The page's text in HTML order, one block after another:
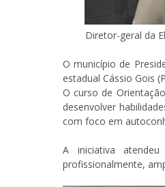
Diretor-geral da
O município de
estadual Cássio Gois
O curso de
desenvolver
com foco em
A iniciativa
profissionalmente,